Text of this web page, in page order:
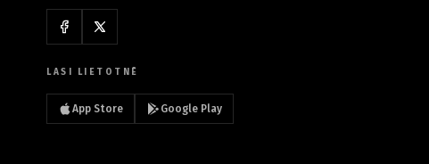
LASI LIETOTNĒ
App Store Google Play